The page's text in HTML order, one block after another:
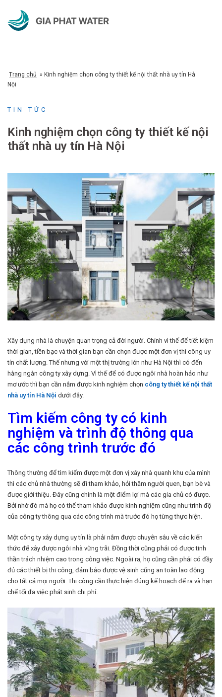
Trang chủ » Kinh nghiệm chọn công ty thiết kế nội thất nhà uy tín Hà
Nội
TIN TỨC
Kinh nghiệm chọn công ty thiết kế nội
thất nhà uy tín Hà Nội
Xây dựng nhà là chuyện quan trọng cả đời người. Chính vì thế để tiết kiệm
thời gian, tiền bạc và thời gian bạn cần chọn được một đơn vị thi công uy
tín chất lượng. Thế nhưng với một thị trường lớn như Hà Nội thì có đến
hàng ngàn công ty xây dựng. Vì thế để có được ngôi nhà hoàn hảo như
mơ ước thì bạn cần nắm được kinh nghiệm chọn công ty thiết kế nội thất
nhà uy tín Hà Nội dưới đây.
Tìm kiếm công ty có kinh
nghiệm và trình độ thông qua
các công trình trước đó
Thông thường để tìm kiếm được một đơn vị xây nhà quanh khu của mình
thì các chủ nhà thường sẽ đi tham khảo, hỏi thăm người quen, bạn bè và
được giới thiệu. Đây cũng chính là một điểm lợi mà các gia chủ có được.
Bởi nhờ đó mà họ có thể tham khảo được kinh nghiệm cũng như trình độ
của công ty thông qua các công trình mà trước đó họ từng thực hiện.
Một công ty xây dựng uy tín là phải nắm được chuyên sâu về các kiến
thức để xây được ngôi nhà vững trãi. Đồng thời cũng phải có được tinh
thần trách nhiệm cao trong công việc. Ngoài ra, họ cũng cần phải có đầy
đủ các thiết bị thi công, đảm bảo được vệ sinh cũng an toàn lao động
cho tất cả mọi người. Thi công cần thực hiện đúng kế hoạch để ra và hạn
chế tối đa việc phát sinh chi phí.